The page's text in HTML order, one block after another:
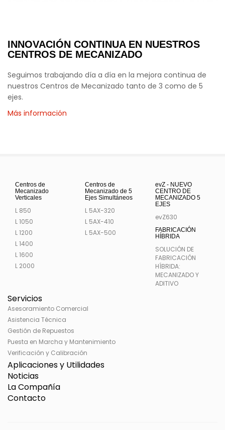
INNOVACIÓN CONTINUA EN NUESTROS
CENTROS DE MECANIZADO
Seguimos trabajando día a día en la mejora continua de
nuestros Centros de Mecanizado tanto de 3 como de 5
ejes.
Más información
Centros de
Mecanizado
Verticales
L 850
L 1050
L 1200
L 1400
L 1600
L 2000
Centros de
Mecanizado de 5
Ejes Simultáneos
L 5AX-320
L 5AX-410
L 5AX-500
evZ - NUEVO
CENTRO DE
MECANIZADO 5
EJES
evZ630
FABRICACIÓN
HÍBRIDA
SOLUCIÓN DE
FABRICACIÓN
HÍBRIDA:
MECANIZADO Y
ADITIVO
Servicios
Asesoramiento Comercial
Asistencia Técnica
Gestión de Repuestos
Puesta en Marcha y Mantenimiento
Verificación y Calibración
Aplicaciones y Utilidades
Noticias
La Compañía
Contacto